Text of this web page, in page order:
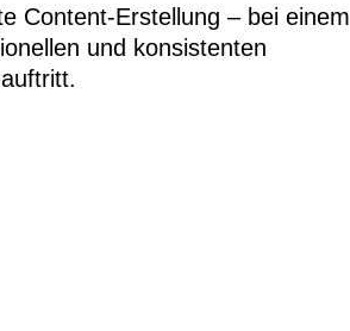
Content-Erstellung – bei einem
und konsistenten